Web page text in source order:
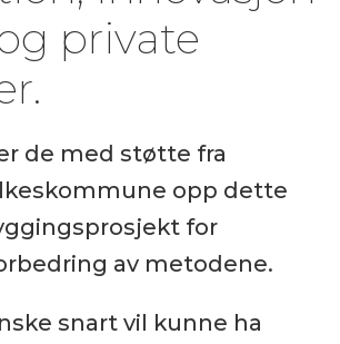
private
de med støtte fra
opp dette
for
av metodene.
snart vil kunne ha